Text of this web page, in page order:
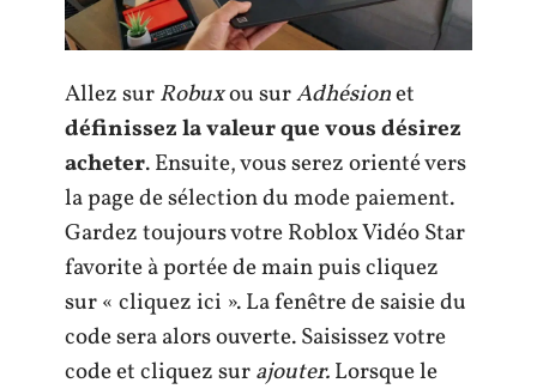
Allez surRobuxou surAdhésionet
définissez la valeur que vous désirez
acheter. Ensuite, vous serez orienté vers
la page de sélection du mode paiement.
Gardez toujours votre Roblox Vidéo Star
favorite à portée de main puis cliquez
sur « cliquez ici ». La fenêtre de saisie du
code sera alors ouverte. Saisissez votre
code et cliquez surajouter.Lorsque le